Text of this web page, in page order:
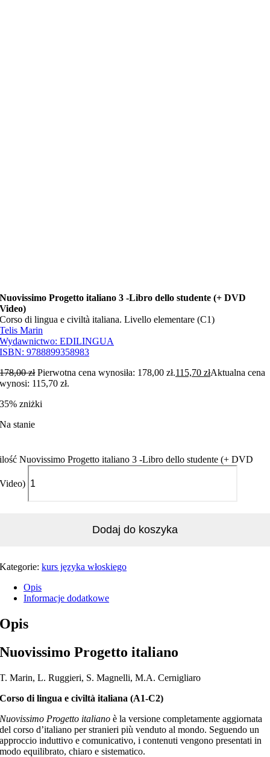
Nuovissimo Progetto italiano 3 -Libro dello studente (+ DVD
Video)
Corso di lingua e civiltà italiana. Livello elementare (C1)
Telis Marin
Wydawnictwo:EDILINGUA
ISBN:9788899358983
178,00zł Pierwotna cena wynosiła: 178,00 zł.115,70złAktualna cena
wynosi: 115,70 zł.
35% zniżki
Na stanie
ilość Nuovissimo Progetto italiano 3 -Libro dello studente (+ DVD
Video)
Dodaj do koszyka
Kategorie:kurs języka włoskiego
Opis
Informacje dodatkowe
Opis
Nuovissimo Progetto italiano
T. Marin, L. Ruggieri, S. Magnelli, M.A. Cernigliaro
Corso di lingua e civiltà italiana (A1-C2)
Nuovissimo Progetto italiano è la versione completamente aggiornata
del corso d’italiano per stranieri più venduto al mondo. Seguendo un
approccio induttivo e comunicativo, i contenuti vengono presentati in
modo equilibrato, chiaro e sistematico.